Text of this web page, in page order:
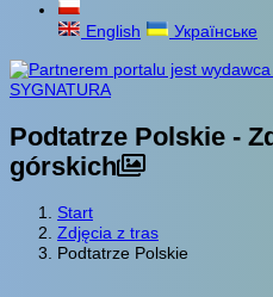
English Українське
Podtatrze Polskie -
górskich
Start
Zdjęcia z tras
Podtatrze Polskie